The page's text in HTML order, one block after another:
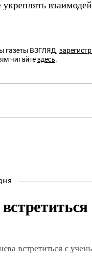
газеты ВЗГЛЯД,
читайтездесь.
встретиться с